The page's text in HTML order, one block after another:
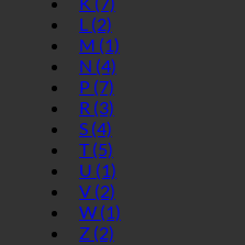
L (2)
M (1)
N (4)
P (7)
R (3)
S (4)
T(5)
U (1)
V (2)
W (1)
Z (2)